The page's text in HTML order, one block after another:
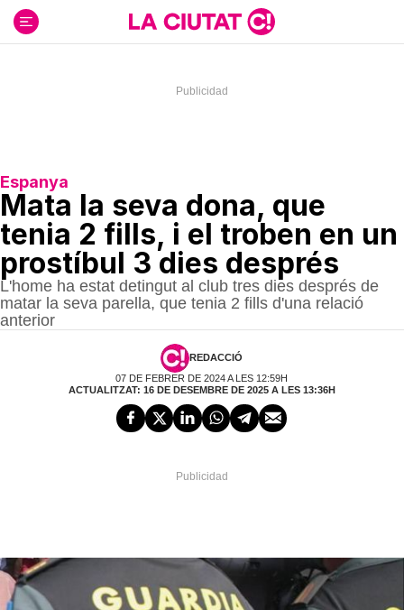
contenido
Espanya
Mata la seva dona, que
tenia 2 fills, i el troben en un
prostíbul 3 dies després
L'home ha estat detingut al club tres dies després de
matar la seva parella, que tenia 2 fills d'una relació
anterior
REDACCIÓ
07 DE FEBRER DE 2024 A LES 12:59H
ACTUALITZAT: 16 DE DESEMBRE DE 2025 A LES 13:36H